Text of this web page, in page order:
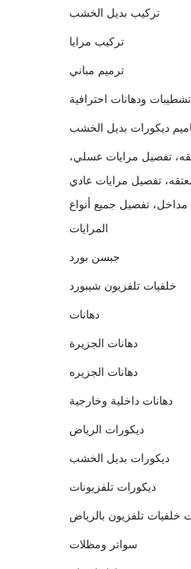
تركيب بديل الخشب
تركيب مرايا
ترميم مباني
تشطيبات ودهانات احترافية
ديكورات بديل الخشب
تفصيل مرايات عسلي،
تفصيل مرايات عادي
تفصيل جميع أنواع
المرايات
جبسن بورد
خلفيات تلفزيون شيبورد
دهانات
دهانات الجزيرة
دهانات الجزيره
دهانات داخلية وخارجية
ديكورات الرياض
ديكورات بديل الخشب
ديكورات تلفزيونات
خلفيات تلفزيون بالرياض
سواتر ومظلات